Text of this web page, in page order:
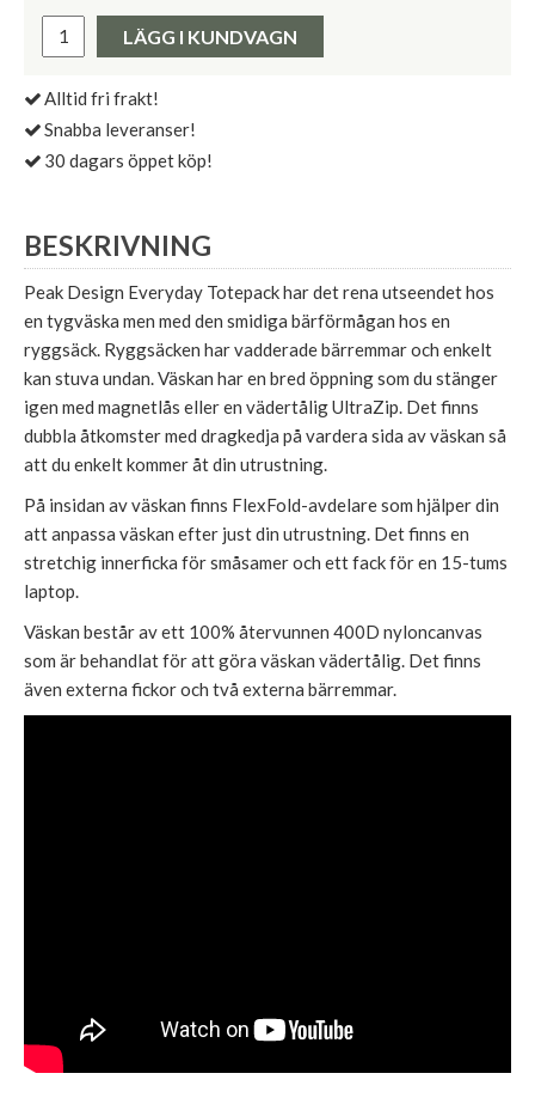
Pris:
LÄGG I KUNDVAGN
Alltid fri frakt!
Snabba leveranser!
30 dagars öppet köp!
BESKRIVNING
Peak Design Everyday Totepack har det rena utseendet hos
en tygväska men med den smidiga bärförmågan hos en
ryggsäck. Ryggsäcken har vadderade bärremmar och enkelt
kan stuva undan. Väskan har en bred öppning som du stänger
igen med magnetlås eller en vädertålig UltraZip. Det finns
dubbla åtkomster med dragkedja på vardera sida av väskan så
att du enkelt kommer åt din utrustning.
På insidan av väskan finns FlexFold-avdelare som hjälper din
att anpassa väskan efter just din utrustning. Det finns en
stretchig innerficka för småsamer och ett fack för en 15-tums
laptop.
Väskan består av ett 100% återvunnen 400D nyloncanvas
som är behandlat för att göra väskan vädertålig. Det finns
även externa fickor och två externa bärremmar.